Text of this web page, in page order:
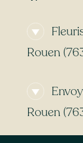
Rouen
à
ouvert en
Sessile,
ouvert
Rouen
Certains